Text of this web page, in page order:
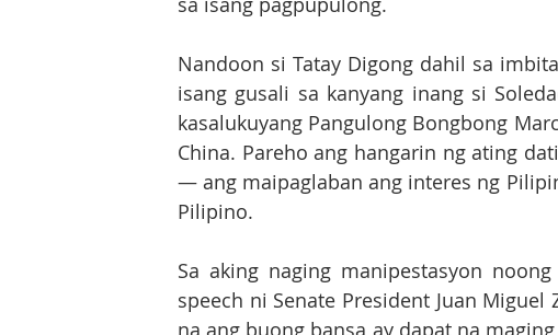
Nandoon si Tatay Digong dahil sa
isang gusali sa kanyang inang si
kasalukuyang Pangulong Bongbong
China. Pareho ang hangarin ng ating
— ang maipaglaban ang interes ng
Pilipino.
Sa aking naging manipestasyon
speech ni Senate President Juan
na ang buong bansa ay dapat na